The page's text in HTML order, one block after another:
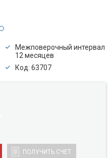
Межповерочный интервал
12 месяцев
Код: 63707
ПОЛУЧИТЬ СЧЕТ